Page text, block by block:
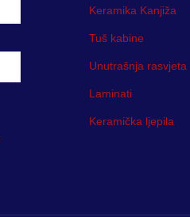
Keramika Kanjiža
Tuš kabine
Unutrašnja rasvjeta
Laminati
Keramička ljepila